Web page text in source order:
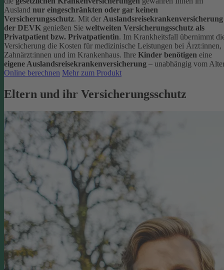
Ausland nur eingeschränkten oder gar keinen
Versicherungsschutz. Mit der Auslandsreisekrankenversicherung
der DEVK genießen Sie weltweiten Versicherungsschutz als
Privatpatient bzw. Privatpatientin. Im Krankheitsfall übernimmt
Versicherung die Kosten für medizinische Leistungen bei Ärzt:innen,
Zahnärzt:innen und im Krankenhaus. Ihre Kinder benötigen eine
eigene Auslandsreisekrankenversicherung – unabhängig vom
Online berechnen Mehr zum Produkt
Eltern und ihr Versicherungsschutz